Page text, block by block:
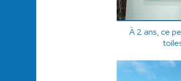
À 2 ans, ce